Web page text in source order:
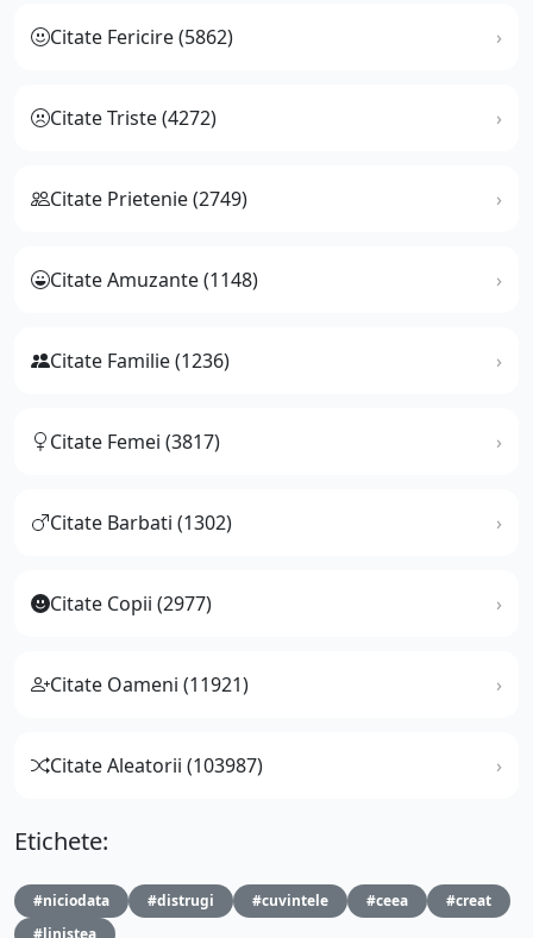
Citate Fericire (5862)
Citate Triste (4272)
Citate Prietenie (2749)
Citate Amuzante (1148)
Citate Familie (1236)
Citate Femei (3817)
Citate Barbati (1302)
Citate Copii (2977)
Citate Oameni (11921)
Citate Aleatorii (103987)
Etichete:
#niciodata #distrugi #cuvintele #ceea
#creat
#linistea